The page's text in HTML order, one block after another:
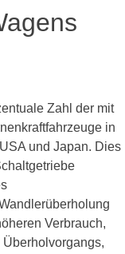
Zahl der mit
in
und Japan. Dies
Verbrauch,